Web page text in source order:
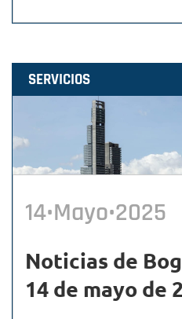
SERVICIOS
14•Mayo•2025
Noticias de
14 de mayo de